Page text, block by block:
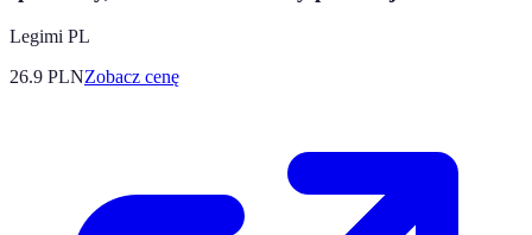
Legimi PL
26.9 PLNZobacz cenę